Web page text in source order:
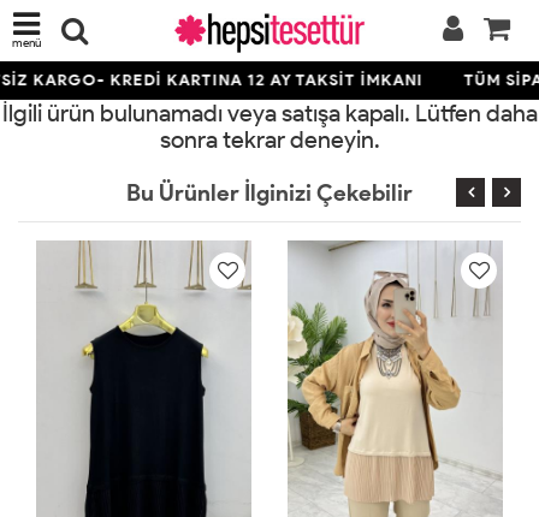
menü
KARGO- KREDİ KARTINA 12 AY TAKSİT İMKANI TÜM
İlgili ürün bulunamadı veya satışa kapalı. Lütfen daha
sonra tekrar deneyin.
Bu Ürünler İlginizi Çekebilir